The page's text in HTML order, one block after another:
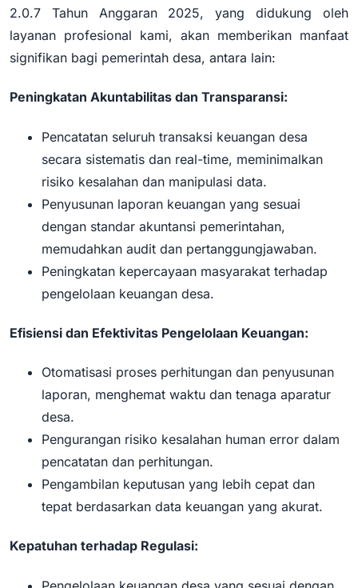
2.0.7 Tahun Anggaran 2025, yang didukung oleh
layanan profesional kami, akan memberikan manfaat
signifikan bagi pemerintah desa, antara lain:
Peningkatan Akuntabilitas dan Transparansi:
Pencatatan seluruh transaksi keuangan desa
secara sistematis dan real-time, meminimalkan
risiko kesalahan dan manipulasi data.
Penyusunan laporan keuangan yang sesuai
dengan standar akuntansi pemerintahan,
memudahkan audit dan pertanggungjawaban.
Peningkatan kepercayaan masyarakat terhadap
pengelolaan keuangan desa.
Efisiensi dan Efektivitas Pengelolaan Keuangan:
Otomatisasi proses perhitungan dan penyusunan
laporan, menghemat waktu dan tenaga aparatur
desa.
Pengurangan risiko kesalahan human error dalam
pencatatan dan perhitungan.
Pengambilan keputusan yang lebih cepat dan
tepat berdasarkan data keuangan yang akurat.
Kepatuhan terhadap Regulasi: